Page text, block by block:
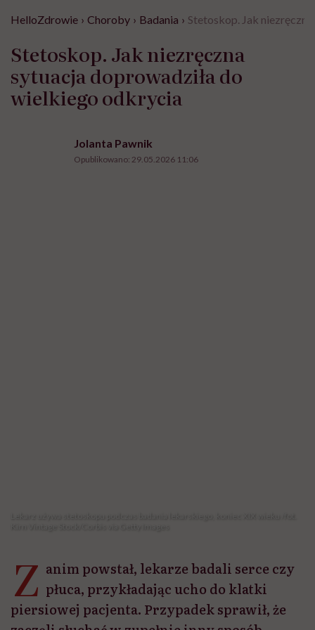
HelloZdrowie › Choroby › Badania › Stetoskop. Jak
Stetoskop. Jak niezręczna
sytuacja doprowadziła do
wielkiego odkrycia
Jolanta Pawnik
Opublikowano: 29.05.2026 11:06
Z anim powstał, lekarze badali serce czy
płuca, przykładając ucho do klatki
piersiowej pacjenta. Przypadek sprawił, że